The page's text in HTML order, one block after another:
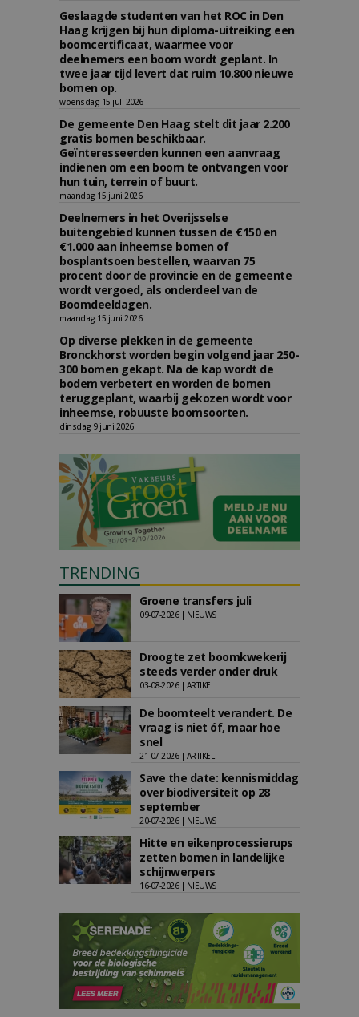
Geslaagde studenten van het ROC in Den
Haag krijgen bij hun diploma-uitreiking een
boomcertificaat, waarmee voor
deelnemers een boom wordt geplant. In
twee jaar tijd levert dat ruim 10.800 nieuwe
bomen op.
woensdag 15 juli 2026
De gemeente Den Haag stelt dit jaar 2.200
gratis bomen beschikbaar.
Geïnteresseerden kunnen een aanvraag
indienen om een boom te ontvangen voor
hun tuin, terrein of buurt.
maandag 15 juni 2026
Deelnemers in het Overijsselse
buitengebied kunnen tussen de €150 en
€1.000 aan inheemse bomen of
bosplantsoen bestellen, waarvan 75
procent door de provincie en de gemeente
wordt vergoed, als onderdeel van de
Boomdeeldagen.
maandag 15 juni 2026
Op diverse plekken in de gemeente
Bronckhorst worden begin volgend jaar 250-
300 bomen gekapt. Na de kap wordt de
bodem verbetert en worden de bomen
teruggeplant, waarbij gekozen wordt voor
inheemse, robuuste boomsoorten.
dinsdag 9 juni 2026
TRENDING
Groene transfers juli
09-07-2026 | NIEUWS
Droogte zet boomkwekerij
steeds verder onder druk
03-08-2026 | ARTIKEL
De boomteelt verandert. De
vraag is niet óf, maar hoe
snel
21-07-2026 | ARTIKEL
Save the date: kennismiddag
over biodiversiteit op 28
september
20-07-2026 | NIEUWS
Hitte en eikenprocessierups
zetten bomen in landelijke
schijnwerpers
16-07-2026 | NIEUWS